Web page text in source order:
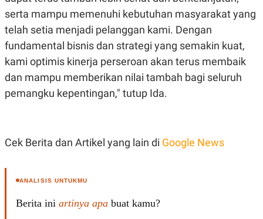
serta mampu memenuhi kebutuhan masyarakat yang
telah setia menjadi pelanggan kami. Dengan
fundamental bisnis dan strategi yang semakin kuat,
kami optimis kinerja perseroan akan terus membaik
dan mampu memberikan nilai tambah bagi seluruh
pemangku kepentingan," tutup Ida.
Cek Berita dan Artikel yang lain di Google News
ANALISIS UNTUKMU
Berita ini artinya apa buat kamu?